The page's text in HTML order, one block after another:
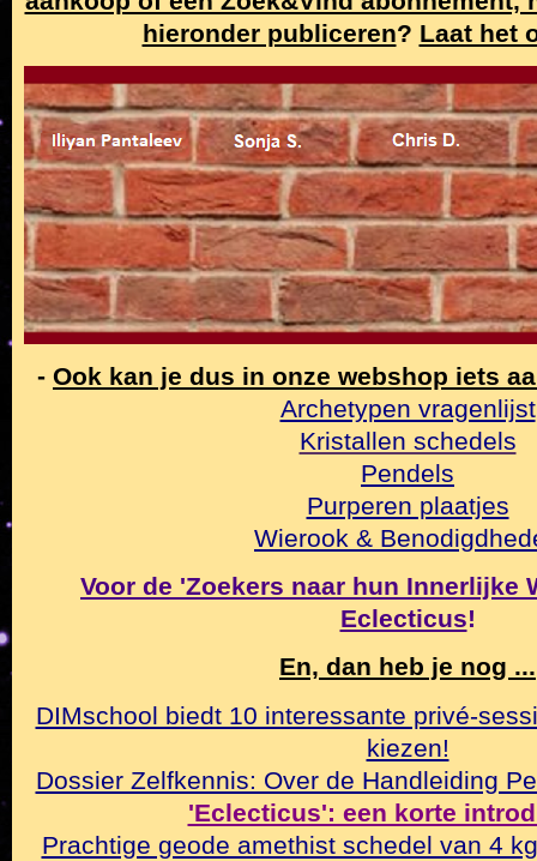
hieronder publiceren? Laat het
- Ook kan je dus in onze webshop iets
Archetypen vragenlijst
Kristallen schedels
Pendels
Purperen plaatjes
Wierook &
Voor de 'Zoekers naar hun Innerlijke
Eclecticus!
En, dan heb je nog ...
DIMschool biedt 10 interessante privé-
kiezen!
Dossier Zelfkennis: Over de Handleiding
'Eclecticus': een korte
Prachtige geode amethist schedel van 4